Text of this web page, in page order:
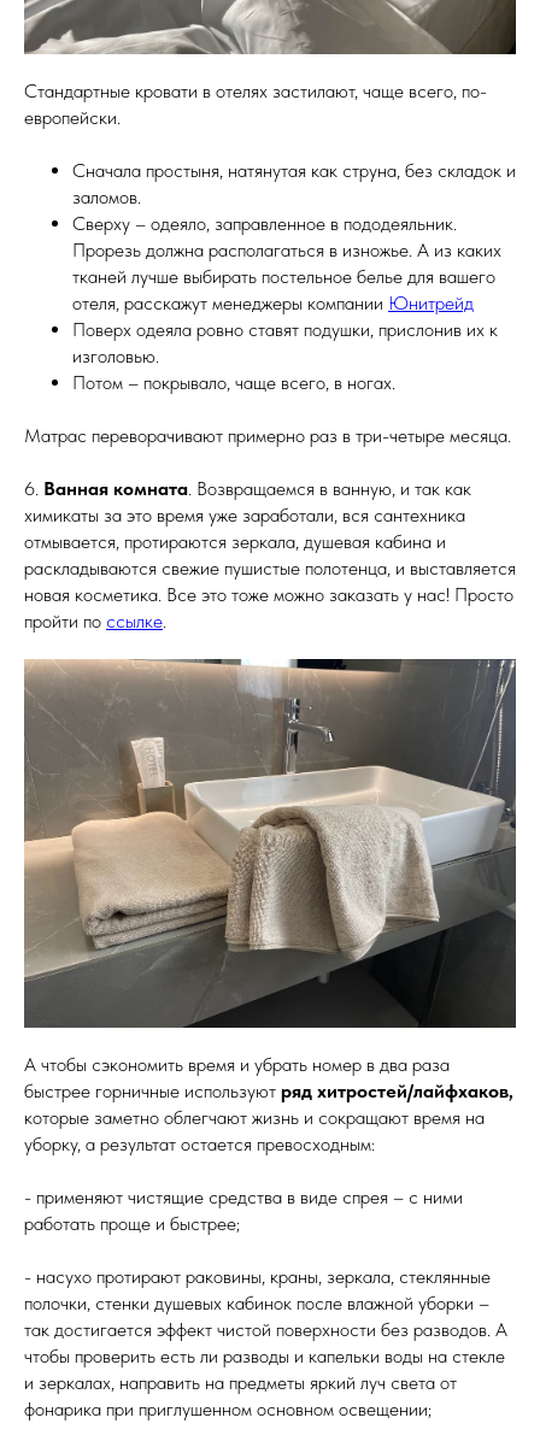
Стандартные кровати в отелях застилают, чаще всего, по-
европейски.
Сначала простыня, натянутая как струна, без складок и
заломов.
Сверху – одеяло, заправленное в пододеяльник.
Прорезь должна располагаться в изножье. А из каких
тканей лучше выбирать постельное белье для вашего
отеля, расскажут менеджеры компании Юнитрейд
Поверх одеяла ровно ставят подушки, прислонив их к
изголовью.
Потом – покрывало, чаще всего, в ногах.
Матрас переворачивают примерно раз в три-четыре месяца.
6. Ванная комната . Возвращаемся в ванную, и так как
химикаты за это время уже заработали, вся сантехника
отмывается, протираются зеркала, душевая кабина и
раскладываются свежие пушистые полотенца, и выставляется
новая косметика. Все это тоже можно заказать у нас! Просто
пройти по ссылке
А чтобы сэкономить время и убрать номер в два раза
быстрее горничные используют ряд хитростей/лайфхаков,
которые заметно облегчают жизнь и сокращают время на
уборку, а результат остается превосходным:
- применяют чистящие средства в виде спрея – с ними
работать проще и быстрее;
- насухо протирают раковины, краны, зеркала, стеклянные
полочки, стенки душевых кабинок после влажной уборки –
так достигается эффект чистой поверхности без разводов. А
чтобы проверить есть ли разводы и капельки воды на стекле
и зеркалах, направить на предметы яркий луч света от
фонарика при приглушенном основном освещении;